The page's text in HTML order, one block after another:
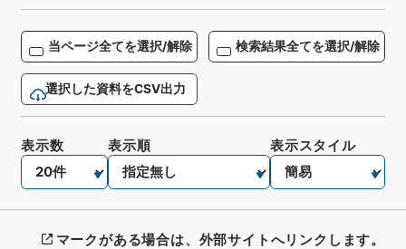
当ページ全てを選択/解除 検索結果全てを選択/解除
選択した資料をCSV出力
表示数 表示順 表示スタイル
マークがある場合は、外部サイトへリンクします。